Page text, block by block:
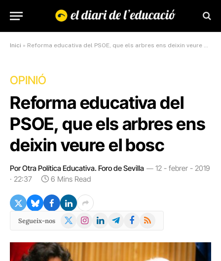
Inici » Reforma educativa del PSOE, que els arbres ens deixin veure el bosc
OPINIÓ
Reforma educativa del
PSOE, que els arbres ens
deixin veure el bosc
Por Otra Política Educativa. Foro de Sevilla
12 - febrer - 2019
· 22:37
6 Mins Read
Segueix-nos
X
Instagram
LinkedInTelegramFacebook
RSS